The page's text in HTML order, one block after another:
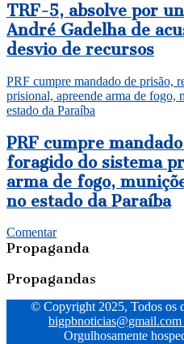
TRF-5, absolve por
André Gadelha de
desvio de recursos
PRF cumpre mandado de prisão,
prisional, apreende arma de fogo,
estado da Paraíba
PRF cumpre
foragido do sistema
arma de fogo,
no estado da Paraíba
Comentar
Propaganda
Propagandas
© Copyright 2025, Todos os
bigpbnoticias@gmail.com
Orgulhosamente